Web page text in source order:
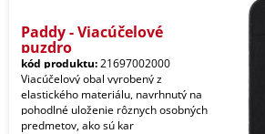
Paddy - Viacúčelové
puzdro
kód produktu:21697002000
Viacúčelový obal vyrobený z
elastického materiálu, navrhnutý na
pohodlné uloženie rôznych osobných
predmetov, ako sú kar